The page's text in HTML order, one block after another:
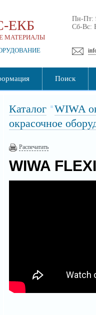
ЕКБ
МАТЕРИАЛЫ
Пн-Пт:
Сб-Вс:
Поиск
Каталог
WIWA
окрасочное
Распечатать
WIWA